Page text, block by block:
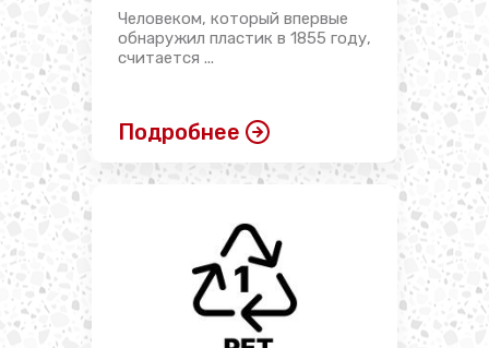
Человеком, который впервые
обнаружил пластик в 1855 году,
считается ...
Подробнее